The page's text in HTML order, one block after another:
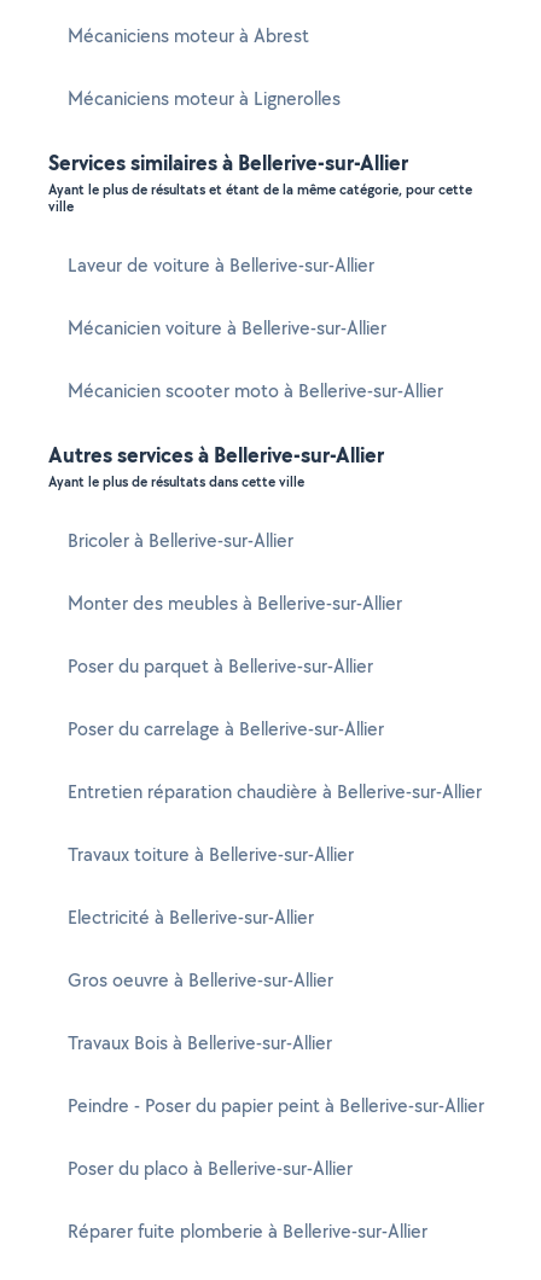
Mécaniciens moteur à Abrest
Mécaniciens moteur à Lignerolles
Services similaires à Bellerive-sur-Allier
Ayant le plus de résultats et étant de la même catégorie, pour cette
ville
Laveur de voiture à Bellerive-sur-Allier
Mécanicien voiture à Bellerive-sur-Allier
Mécanicien scooter moto à Bellerive-sur-Allier
Autres services à Bellerive-sur-Allier
Ayant le plus de résultats dans cette ville
Bricoler à Bellerive-sur-Allier
Monter des meubles à Bellerive-sur-Allier
Poser du parquet à Bellerive-sur-Allier
Poser du carrelage à Bellerive-sur-Allier
Entretien réparation chaudière à Bellerive-sur-Allier
Travaux toiture à Bellerive-sur-Allier
Electricité à Bellerive-sur-Allier
Gros oeuvre à Bellerive-sur-Allier
Travaux Bois à Bellerive-sur-Allier
Peindre - Poser du papier peint à Bellerive-sur-Allier
Poser du placo à Bellerive-sur-Allier
Réparer fuite plomberie à Bellerive-sur-Allier